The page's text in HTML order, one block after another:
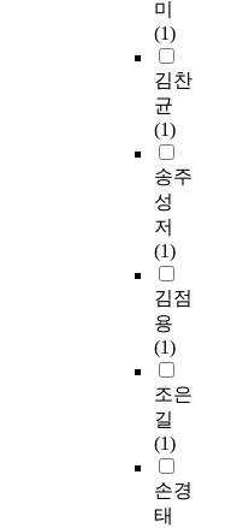
미
(1)
김찬
균
(1)
송주
성
저
(1)
김점
용
(1)
조은
길
(1)
손경
태